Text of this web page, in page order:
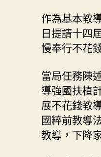
作為基本教
日提請十四
慢奉行不花
當局任務陳
導強國扶植
展不花錢教
國粹前教導
教導，下降